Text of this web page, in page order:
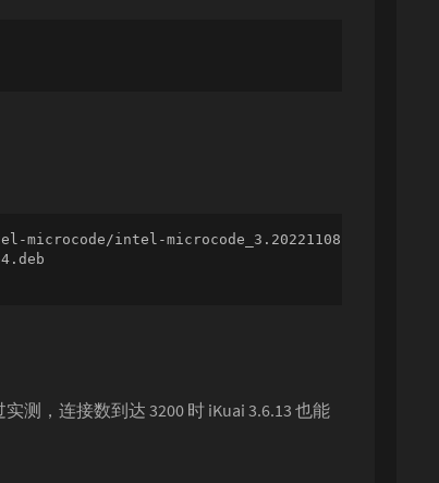
intel-microcode_3.20221108.1_amd64.deb
测，连接数到达 3200 时 iKuai 3.6.13 也能